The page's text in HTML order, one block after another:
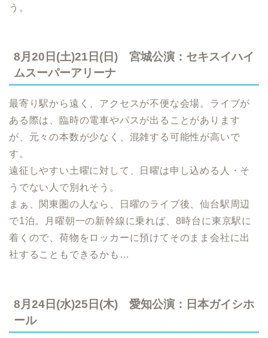
う。
8月20日(土)21日(日) 宮城公演：セキスイハイ
ムスーパーアリーナ
最寄り駅から遠く、アクセスが不便な会場。ライブが
ある際は、臨時の電車やバスが出ることがあります
が、元々の本数が少なく、混雑する可能性が高いで
す。
遠征しやすい土曜に対して、日曜は申し込める人・そ
うでない人で別れそう。
まぁ、関東圏の人なら、日曜のライブ後、仙台駅周辺
で1泊。月曜朝一の新幹線に乗れば、8時台に東京駅に
着くので、荷物をロッカーに預けてそのまま会社に出
社することもできるかも…
8月24日(水)25日(木) 愛知公演：日本ガイシホ
ール